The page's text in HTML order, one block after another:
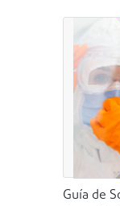
Guía de